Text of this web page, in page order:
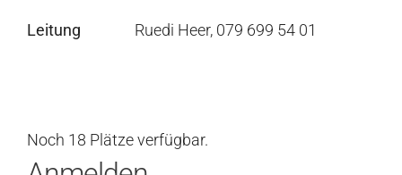
Leitung Ruedi Heer, 079 699 54 01
Noch 18 Plätze verfügbar.